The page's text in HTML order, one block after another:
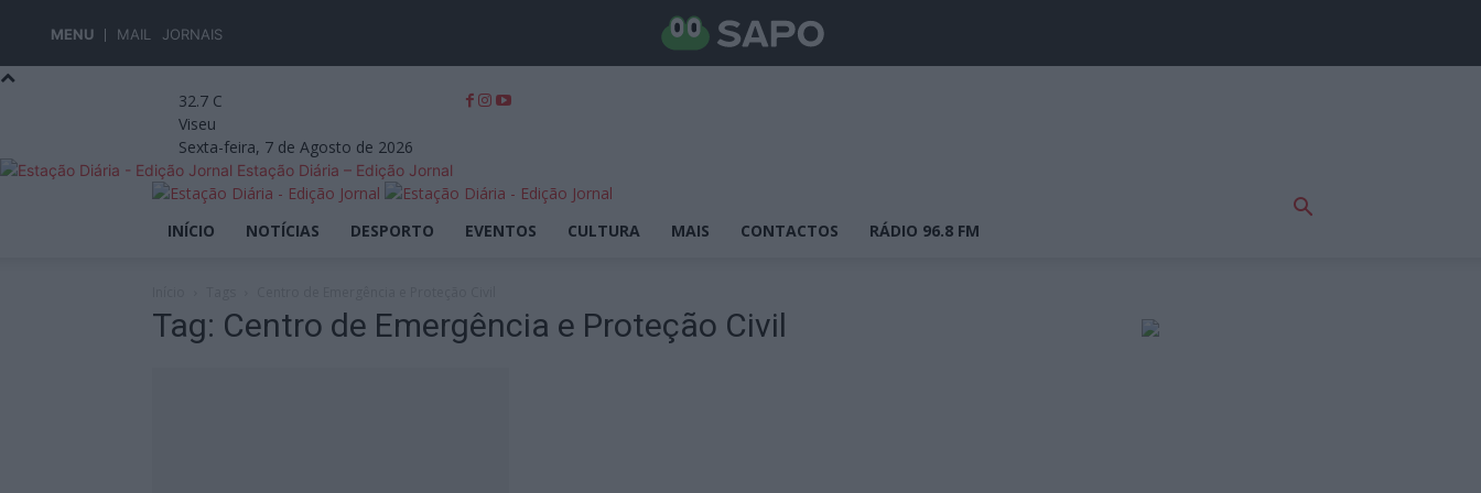
MENU MAIL JORNAIS
32.7 C
Viseu
Sexta-feira, 7 de Agosto de 2026
Estação Diária – Edição Jornal
INÍCIO NOTÍCIAS DESPORTO EVENTOS CULTURA MAIS CONTACTOS RÁDIO 96.8 FM
Tag: Centro de Emergência e Proteção Civil